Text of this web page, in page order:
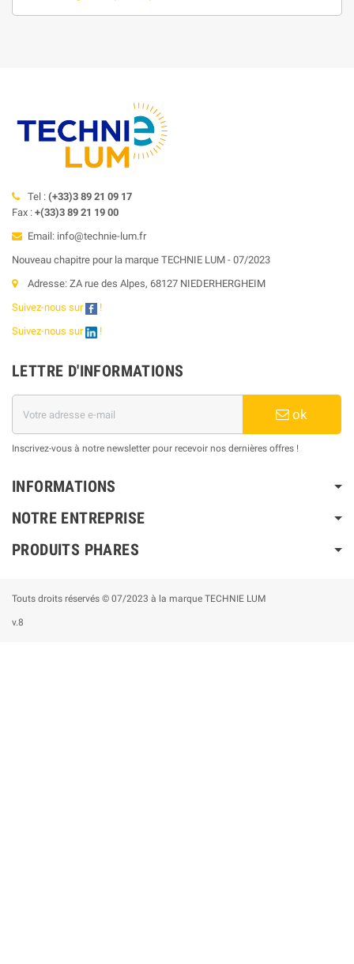
Tel : (+33)3 89 21 09 17
Fax : +(33)3 89 21 19 00
Email: info@technie-lum.fr
Nouveau chapitre pour la marque TECHNIE LUM - 07/2023
Adresse: ZA rue des Alpes, 68127 NIEDERHERGHEIM
Suivez-nous sur
!
Suivez-nous sur
!
LETTRE D'INFORMATIONS
ok
Inscrivez-vous à notre newsletter pour recevoir nos dernières offres !
INFORMATIONS
NOTRE ENTREPRISE
PRODUITS PHARES
Touts droits réservés © 07/2023 à la marque TECHNIE LUM
v.8